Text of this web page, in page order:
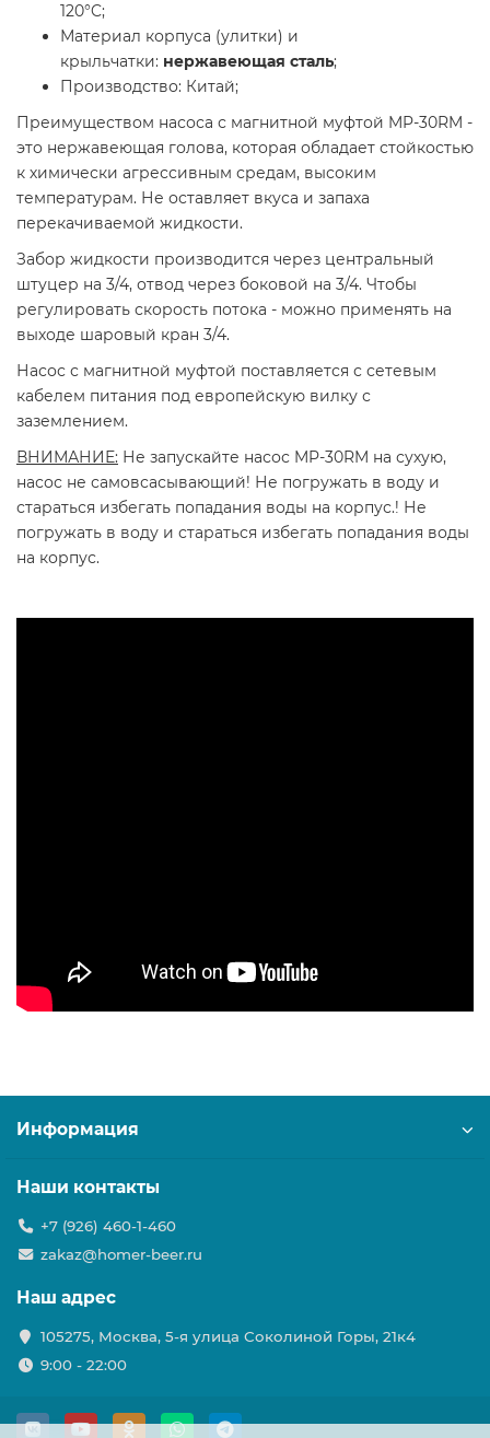
120°C;
Материал корпуса (улитки) и
крыльчатки: нержавеющая сталь;
Производство: Китай;
Преимуществом насоса с магнитной муфтой MP-30RM -
это нержавеющая голова, которая обладает стойкостью
к химически агрессивным средам, высоким
температурам. Не оставляет вкуса и запаха
перекачиваемой жидкости.
Забор жидкости производится через центральный
штуцер на 3/4, отвод через боковой на 3/4. Чтобы
регулировать скорость потока - можно применять на
выходе шаровый кран 3/4.
Насос с магнитной муфтой поставляется с сетевым
кабелем питания под европейскую вилку с
заземлением.
ВНИМАНИЕ: Не запускайте насос MP-30RM на сухую,
насос не самовсасывающий! Не погружать в воду и
стараться избегать попадания воды на корпус.! Не
погружать в воду и стараться избегать попадания воды
на корпус.
Информация
Наши контакты
+7 (926) 460-1-460
zakaz@homer-beer.ru
Наш адрес
105275, Москва, 5-я улица Соколиной Горы, 21к4
9:00 - 22:00